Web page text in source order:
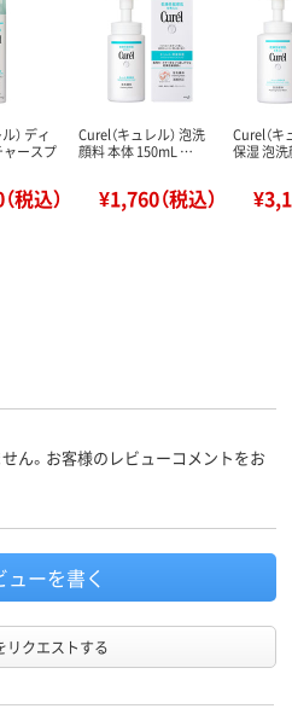
） ディ
ャースプ
税込）
Curel（キュレル） 泡洗
顔料 本体 150mL …
¥1,760（税込）
Curel（キ
保湿 泡
ん。お客様のレビューコメントをお
ューを書く
リクエストする